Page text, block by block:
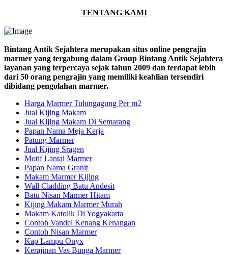
TENTANG KAMI
Bintang Antik Sejahtera merupakan situs online pengrajin
marmer yang tergabung dalam Group Bintang Antik Sejahtera
layanan yang terpercaya sejak tahun 2009 dan terdapat lebih
dari 50 orang pengrajin yang memiliki keahlian tersendiri
dibidang pengolahan marmer.
Harga Marmer Tulungagung Per m2
Jual Kijing Makam
Jual Kijing Makam Di Semarang
Papan Nama Meja Kerja
Patung Marmer
Jual Kijing Sragen
Motif Lantai Marmer
Papan Nama Granit
Makam Marmer Kijing
Wall Cladding Batu Andesit
Batu Nisan Marmer Hitam
Kijing Makam Marmer Murah
Makam Katolik Di Yogyakarta
Contoh Vandel Kenang Kenangan
Contoh Nisan Marmer
Kap Lampu Onyx
Kerajinan Vas Bunga Marmer